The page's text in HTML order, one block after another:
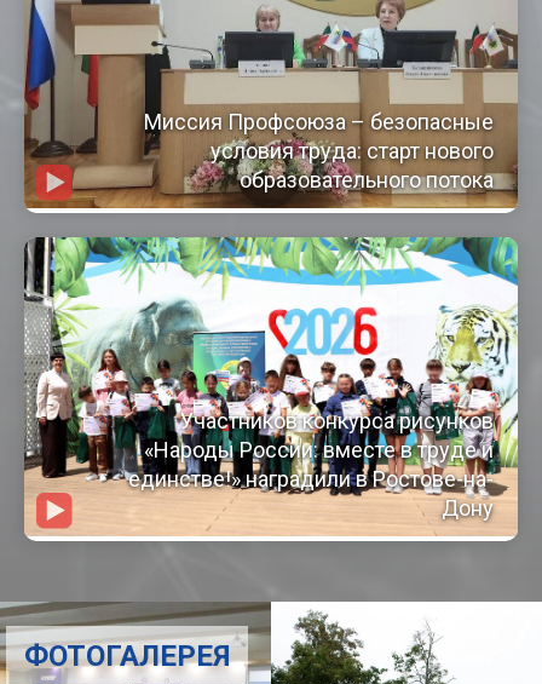
Миссия Профсоюза – безопасные
условия труда: старт нового
образовательного потока
Участников конкурса рисунков
«Народы России: вместе в труде и
единстве!» наградили в Ростове-на-
Дону
ФОТОГАЛЕРЕЯ